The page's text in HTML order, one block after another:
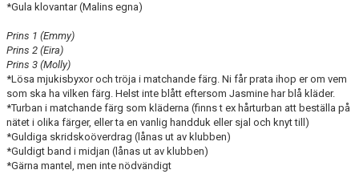
*Gula klovantar (Malins egna)
Prins 1 (Emmy)
Prins 2 (Eira)
Prins 3 (Molly)
*Lösa mjukisbyxor och tröja i matchande färg. Ni får prata ihop er om vem
som ska ha vilken färg. Helst inte blått eftersom Jasmine har blå kläder.
*Turban i matchande färg som kläderna (finns t ex hårturban att beställa på
nätet i olika färger, eller ta en vanlig handduk eller sjal och knyt till)
*Guldiga skridskoöverdrag (lånas ut av klubben)
*Guldigt band i midjan (lånas ut av klubben)
*Gärna mantel, men inte nödvändigt